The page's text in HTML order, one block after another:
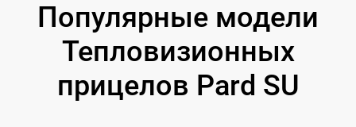
Популярные модели
Тепловизионных
прицелов Pard SU